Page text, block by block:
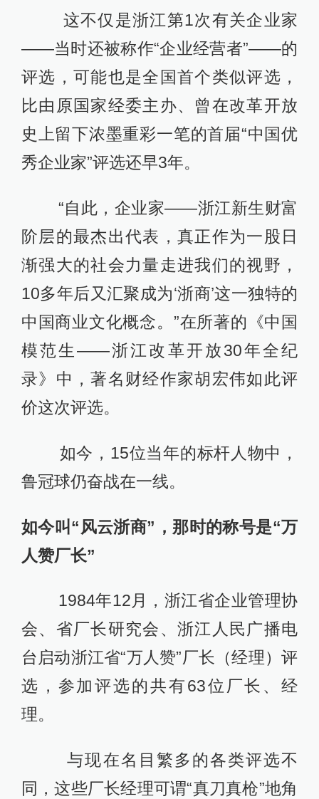
这不仅是浙江第1次有关企业家
——当时还被称作“企业经营者”——的
评选，可能也是全国首个类似评选，
比由原国家经委主办、曾在改革开放
史上留下浓墨重彩一笔的首届“中国优
秀企业家”评选还早3年。
“自此，企业家——浙江新生财富
阶层的最杰出代表，真正作为一股日
渐强大的社会力量走进我们的视野，
10多年后又汇聚成为‘浙商’这一独特的
中国商业文化概念。”在所著的《中国
模范生——浙江改革开放30年全纪
录》中，著名财经作家胡宏伟如此评
价这次评选。
如今，15位当年的标杆人物中，
鲁冠球仍奋战在一线。
如今叫“风云浙商”，那时的称号是“万
人赞厂长”
1984年12月，浙江省企业管理协
会、省厂长研究会、浙江人民广播电
台启动浙江省“万人赞”厂长（经理）评
选，参加评选的共有63位厂长、经
理。
与现在名目繁多的各类评选不
同，这些厂长经理可谓“真刀真枪”地角